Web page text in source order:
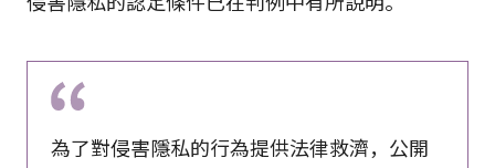
為了對侵害隱私的行為提供法律救濟，公開